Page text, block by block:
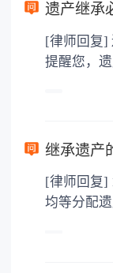
遗产继承
[律师回复] 遗产继承不是必须要公证。法律快车
提醒您，
下都是不
以防对财
公证。
继承遗产
[律师回复] 1.一般情况下，同一顺序的各继承人
均等分配遗产。 2.同一顺序继